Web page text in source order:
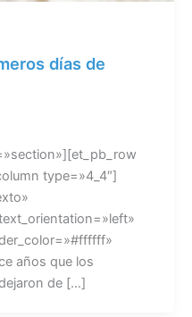
días de
type=»4_4″]
años que los
de […]